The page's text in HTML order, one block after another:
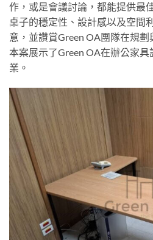
作，或是會議討論，都能提供最
桌子的穩定性、設計感以及空間
意，並讚賞Green OA團隊在規劃
本案展示了Green OA在辦公家
業。